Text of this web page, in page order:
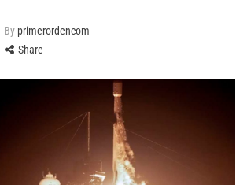
By primerordencom
Share